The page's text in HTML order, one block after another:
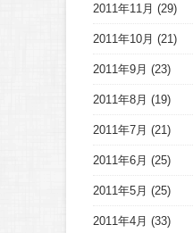
2011年11月 (29)
2011年10月 (21)
2011年9月 (23)
2011年8月 (19)
2011年7月 (21)
2011年6月 (25)
2011年5月 (25)
2011年4月 (33)